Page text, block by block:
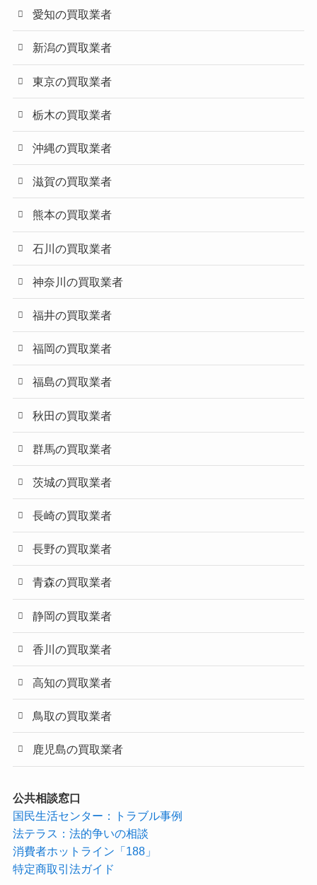
愛知の買取業者
新潟の買取業者
東京の買取業者
栃木の買取業者
沖縄の買取業者
滋賀の買取業者
熊本の買取業者
石川の買取業者
神奈川の買取業者
福井の買取業者
福岡の買取業者
福島の買取業者
秋田の買取業者
群馬の買取業者
茨城の買取業者
長崎の買取業者
長野の買取業者
青森の買取業者
静岡の買取業者
香川の買取業者
高知の買取業者
鳥取の買取業者
鹿児島の買取業者
公共相談窓口
国民生活センター：トラブル事例
法テラス：法的争いの相談
消費者ホットライン「188」
特定商取引法ガイド